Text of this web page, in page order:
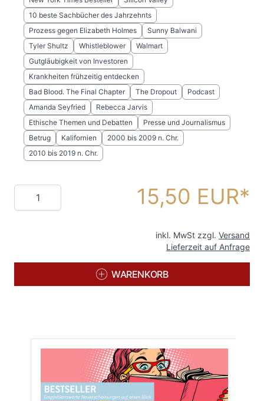
10 beste Sachbücher des Jahrzehnts
Prozess gegen Elizabeth Holmes
Sunny Balwani
Tyler Shultz
Whistleblower
Walmart
Gutgläubigkeit von Investoren
Krankheiten frühzeitig entdecken
Bad Blood. The Final Chapter
The Dropout
Podcast
Amanda Seyfried
Rebecca Jarvis
Ethische Themen und Debatten
Presse und Journalismus
Betrug
Kalifornien
2000 bis 2009 n. Chr.
2010 bis 2019 n. Chr.
Menge 15,50 EUR
inkl. MwSt zzgl. Versand
Lieferzeit auf Anfrage
WARENKORB